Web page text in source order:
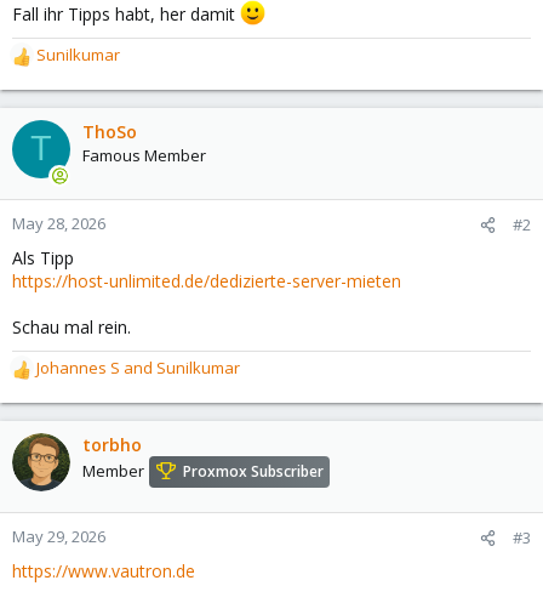
Fall ihr Tipps habt, her damit
R
e
a
c
t
o
n
:
Sunilkumar
T ThoSo
Famous Member
May 28, 2026 #2
Als Tipp
https://host-unlimited.de/dedizierte-server-mieten
Schau mal rein.
R
e
a
c
t
o
n
:
Johannes S and Sunilkumar
torbho
Member Proxmox Subscriber
May 29, 2026 #3
https://www.vautron.de